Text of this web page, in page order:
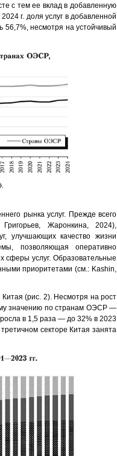
с тем ее вклад в добавленную
г. доля услуг в добавленной
несмотря на устойчивый
рынка услуг. Прежде всего
Жаронкина, 2024),
улучшающих качество жизни
позволяющая оперативно
сферы услуг. Образовательные
приоритетами (см.: Kashin,
(рис. 2). Несмотря на рост
значению по странам ОЭСР —
в 1,5 раза — до 32% в 2023
секторе Китая занята